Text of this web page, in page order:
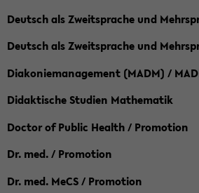
Deutsch als Zweitsprache und
Deutsch als Zweitsprache und
Diakoniemanagement (MADM) /
Didaktische Studien Mathematik
Doctor of Public Health / Promotion
Dr. med. / Promotion
Dr. med. MeCS / Promotion